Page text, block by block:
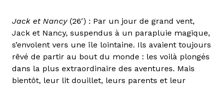
Jack et Nancy(26′) : Par un jour de grand vent,
Jack et Nancy, suspendus à un parapluie magique,
s’envolent vers une île lointaine. Ils avaient toujours
rêvé de partir au bout du monde : les voilà plongés
dans la plus extraordinaire des aventures. Mais
bientôt, leur lit douillet, leurs parents et leur